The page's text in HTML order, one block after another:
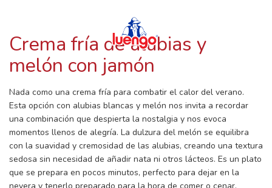
Crema fría de alubias y
melón con jamón
Nada como una crema fría para combatir el calor del verano.
Esta opción con alubias blancas y melón nos invita a recordar
una combinación que despierta la nostalgia y nos evoca
momentos llenos de alegría. La dulzura del melón se equilibra
con la suavidad y cremosidad de las alubias, creando una textura
sedosa sin necesidad de añadir nata ni otros lácteos. Es un plato
que se prepara en pocos minutos, perfecto para dejar en la